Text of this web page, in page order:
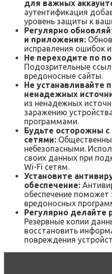
для важных
аутентификация
уровень защиты к
Регулярно
и приложения:
исправления ошибок
Не переходите по
Подозрительные
вредоносные сайты.
Не устанавливайте
ненадежных
из ненадежных
заражению
программами.
Будьте осторожны
сетями:
небезопасными.
своих данных при
Wi-Fi сетям.
Установите
обеспечение:
обеспечение
вредоносных
Регулярно делайте
Резервные копии
восстановить
повреждения